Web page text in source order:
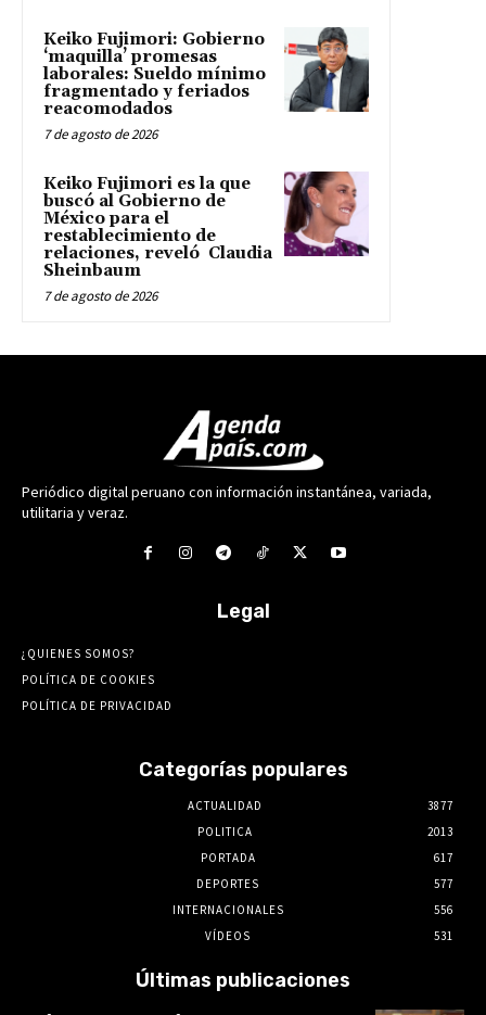
Keiko Fujimori: Gobierno
‘maquilla’ promesas
laborales: Sueldo mínimo
fragmentado y feriados
reacomodados
7 de agosto de 2026
Keiko Fujimori es la que
buscó al Gobierno de
México para el
restablecimiento de
relaciones, reveló Claudia
Sheinbaum
7 de agosto de 2026
Periódico digital peruano con información instantánea, variada,
utilitaria y veraz.
Legal
¿QUIENES SOMOS?
POLÍTICA DE COOKIES
POLÍTICA DE PRIVACIDAD
Categorías populares
ACTUALIDAD
3877
POLITICA
2013
PORTADA
617
DEPORTES
577
INTERNACIONALES
556
VÍDEOS
531
Últimas publicaciones